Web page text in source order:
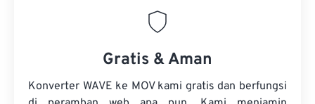
Gratis & Aman
Konverter WAVE ke MOV kami gratis dan berfungsi